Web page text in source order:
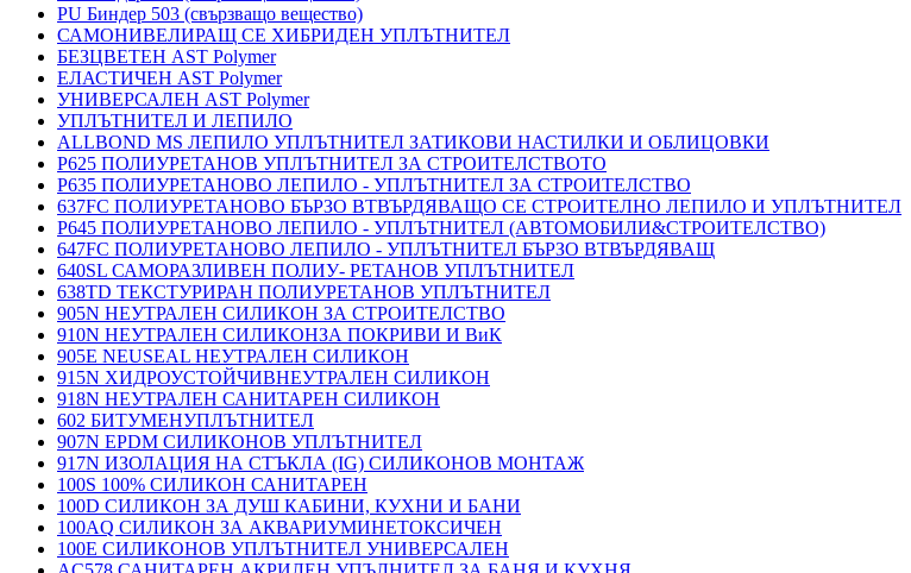
PU Биндер 503 (свързващо вещество)
САМОНИВЕЛИРАЩ СЕ ХИБРИДЕН УПЛЪТНИТЕЛ
БЕЗЦВЕТЕН AST Polymer
ЕЛАСТИЧЕН AST Polymer
УНИВЕРСАЛЕН AST Polymer
УПЛЪТНИТЕЛ И ЛЕПИЛО
ALLBOND MS ЛЕПИЛО УПЛЪТНИТЕЛ ЗАТИКОВИ НАСТИЛКИ И ОБЛИЦОВКИ
P625 ПОЛИУРЕТАНОВ УПЛЪТНИТЕЛ ЗА СТРОИТЕЛСТВОТО
P635 ПОЛИУРЕТАНОВО ЛЕПИЛО - УПЛЪТНИТЕЛ ЗА СТРОИТЕЛСТВО
637FC ПОЛИУРЕТАНОВО БЪРЗО ВТВЪРДЯВАЩО СЕ СТРОИТЕЛНО ЛЕПИЛО И УПЛЪТНИТЕЛ
P645 ПОЛИУРЕТАНОВО ЛЕПИЛО - УПЛЪТНИТЕЛ (АВТОМОБИЛИ&СТРОИТЕЛСТВО)
647FC ПОЛИУРЕТАНОВО ЛЕПИЛО - УПЛЪТНИТЕЛ БЪРЗО ВТВЪРДЯВАЩ
640SL САМОРАЗЛИВЕН ПОЛИУ- РЕТАНОВ УПЛЪТНИТЕЛ
638TD ТЕКСТУРИРАН ПОЛИУРЕТАНОВ УПЛЪТНИТЕЛ
905N НЕУТРАЛЕН СИЛИКОН ЗА СТРОИТЕЛСТВО
910N НЕУТРАЛЕН СИЛИКОНЗА ПОКРИВИ И ВиК
905E NEUSEAL НЕУТРАЛЕН СИЛИКОН
915N ХИДРОУСТОЙЧИВНЕУТРАЛЕН СИЛИКОН
918N НЕУТРАЛЕН САНИТАРЕН СИЛИКОН
602 БИТУМЕНУПЛЪТНИТЕЛ
907N EPDM СИЛИКОНОВ УПЛЪТНИТЕЛ
917N ИЗОЛАЦИЯ НА СТЪКЛА (IG) СИЛИКОНОВ МОНТАЖ
100S 100% СИЛИКОН САНИТАРЕН
100D СИЛИКОН ЗА ДУШ КАБИНИ, КУХНИ И БАНИ
100AQ СИЛИКОН ЗА АКВАРИУМИНЕТОКСИЧЕН
100E СИЛИКОНОВ УПЛЪТНИТЕЛ УНИВЕРСАЛЕН